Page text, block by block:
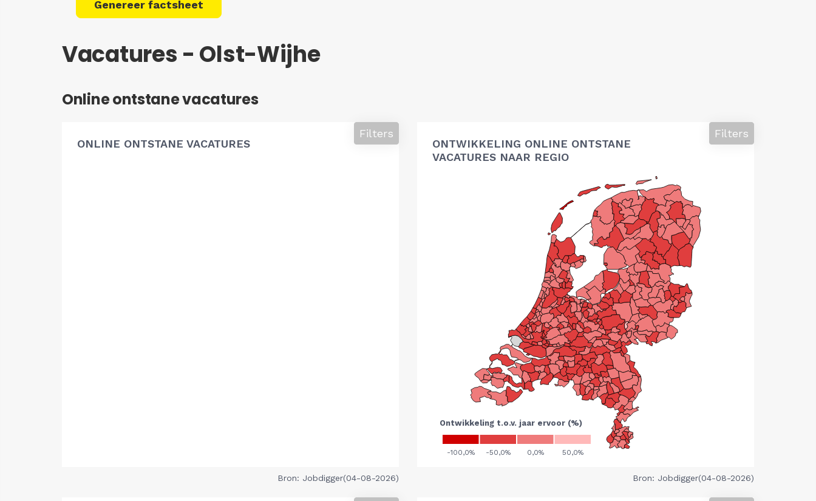
Genereer factsheet
Vacatures - Olst-Wijhe
Online ontstane vacatures
ONLINE ONTSTANE VACATURES
Filters
Bron: Jobdigger(04-08-2026)
ONTWIKKELING ONLINE ONTSTANE
VACATURES NAAR REGIO
Filters
Bron: Jobdigger(04-08-2026)